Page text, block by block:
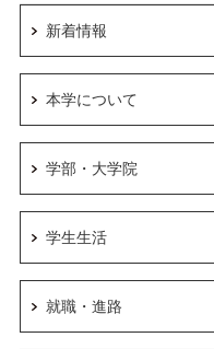
新着情報
本学について
学部・大学院
学生生活
就職・進路